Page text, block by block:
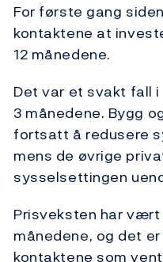
For første gang
kontaktene at
12 månedene.
Det var et svakt fall
3 månedene. Bygg
fortsatt å redusere
mens de øvrige
sysselsettingen
Prisveksten har
månedene, og det
kontaktene som